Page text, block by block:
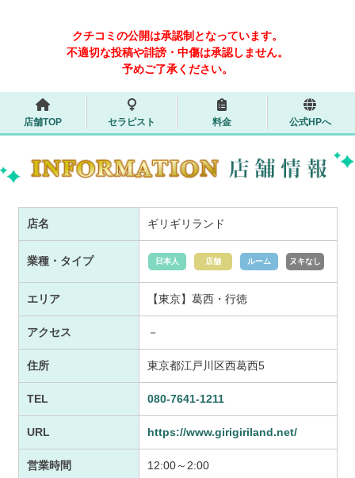
クチコミの公開は承認制となっています。
不適切な投稿や誹謗・中傷は承認しません。
予めご了承ください。
店舗TOP セラピスト 料金 公式HPへ
店名 ギリギリランド
業種・タイプ 日本人 店舗 ルーム ヌキなし
エリア 【東京】葛西・行徳
アクセス －
住所 東京都江戸川区西葛西5
TEL 080-7641-1211
URL https://www.girigiriland.net/
営業時間 12:00～2:00